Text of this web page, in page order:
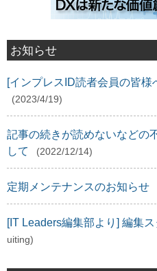
お知らせ
[インプレスID読者会員の皆
(2023/4/19)
記事の続きが読めないなどの
して
(2022/12/14)
定期メンテナンスのお知らせ
[IT Leaders編集部より] 編集
uiting)